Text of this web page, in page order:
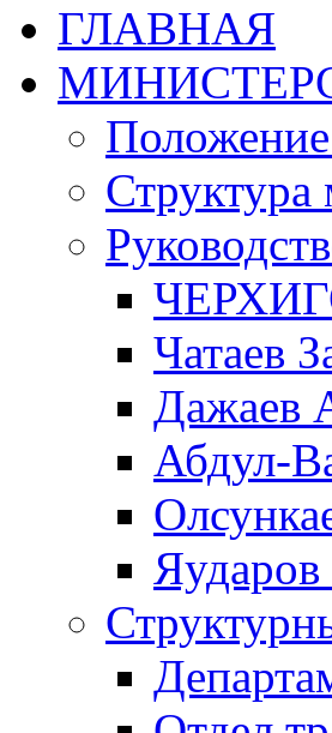
ГЛАВНАЯ
Структура
Чатаев
Дажаев
Абдул-